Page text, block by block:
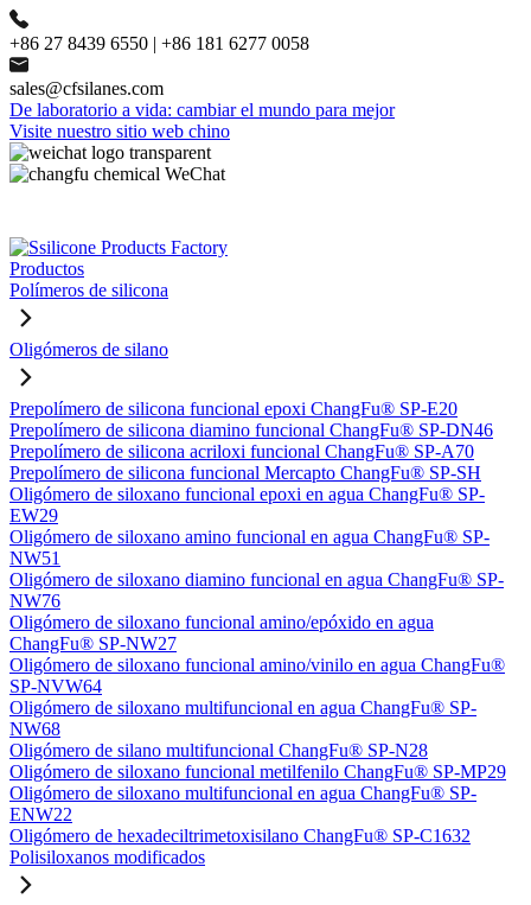
+86 27 8439 6550 | +86 181 6277 0058
sales@cfsilanes.com
De laboratorio a vida: cambiar el mundo para mejor
Visite nuestro sitio web chino
Productos
Polímeros de silicona
Oligómeros de silano
Prepolímero de silicona funcional epoxi ChangFu® SP-E20
Prepolímero de silicona diamino funcional ChangFu® SP-DN46
Prepolímero de silicona acriloxi funcional ChangFu® SP-A70
Prepolímero de silicona funcional Mercapto ChangFu® SP-SH
Oligómero de siloxano funcional epoxi en agua ChangFu® SP-
EW29
Oligómero de siloxano amino funcional en agua ChangFu® SP-
NW51
Oligómero de siloxano diamino funcional en agua ChangFu® SP-
NW76
Oligómero de siloxano funcional amino/epóxido en agua
ChangFu® SP-NW27
Oligómero de siloxano funcional amino/vinilo en agua ChangFu®
SP-NVW64
Oligómero de siloxano multifuncional en agua ChangFu® SP-
NW68
Oligómero de silano multifuncional ChangFu® SP-N28
Oligómero de siloxano funcional metilfenilo ChangFu® SP-MP29
Oligómero de siloxano multifuncional en agua ChangFu® SP-
ENW22
Oligómero de hexadeciltrimetoxisilano ChangFu® SP-C1632
Polisiloxanos modificados